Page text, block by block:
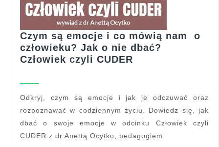
Czym są emocje i co mówią nam o
człowieku? Jak o nie dbać?
Człowiek czyli CUDER
i
co
o
Odkryj, czym są emocje i jak je odczuwać oraz
rozpoznawać w codziennym życiu. Dowiedz się, jak
dbać o swoje emocje w odcinku Człowiek czyli
CUDER z dr Anettą Ocytko, pedagogiem